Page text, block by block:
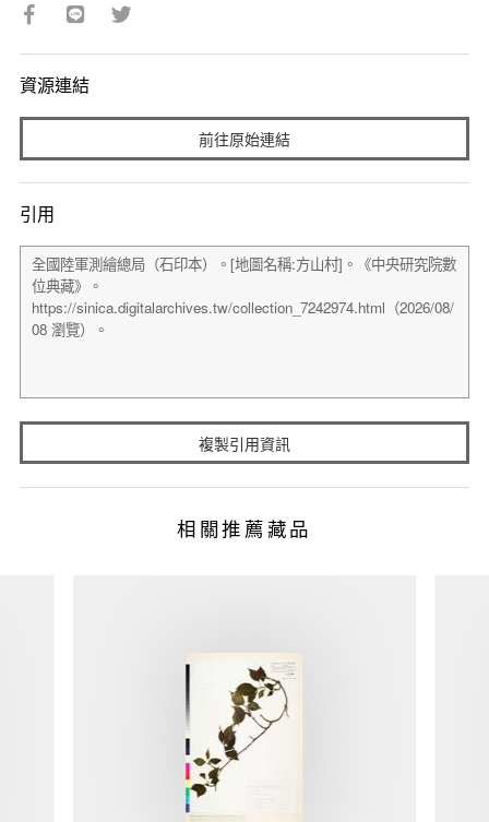
資源連結
前往原始連結
引用
複製引用資訊
相關推薦藏品